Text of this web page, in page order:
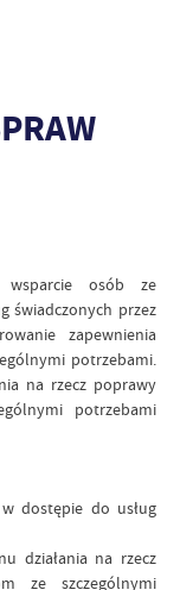
wsparcie osób ze
świadczonych przez
zapewnienia
potrzebami.
na rzecz poprawy
potrzebami
dostępie do usług
działania na rzecz
ze szczególnymi